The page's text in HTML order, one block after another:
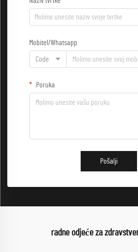
Mobitel/Whatsapp
Code
Poruka
Pošalji
radne odjeće za